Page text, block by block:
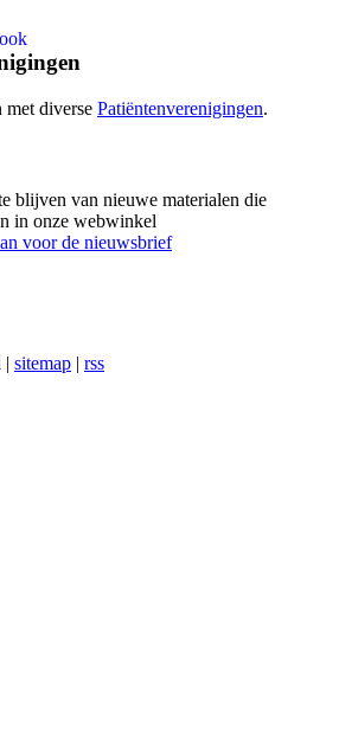
met diverse Patiëntenverenigingen.
blijven van nieuwe materialen die
in onze webwinkel
voor de nieuwsbrief
| sitemap | rss